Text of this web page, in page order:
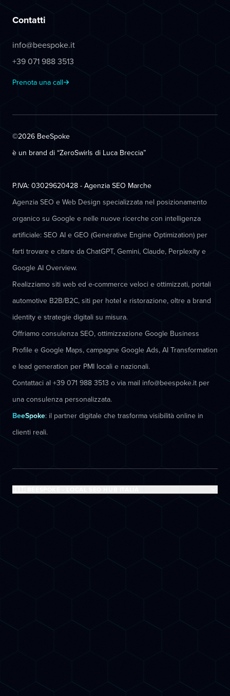
Contatti
info@beespoke.it
+39 071 988 3513
Prenota una call
©2026 BeeSpoke
è un brand di “ZeroSwirls di Luca Breccia”
P.IVA: 03029620428 - Agenzia SEO Marche
Agenzia SEO e Web Design specializzata nel posizionamento
organico su Google e nelle nuove ricerche con intelligenza
artificiale: SEO AI e GEO (Generative Engine Optimization) per
farti trovare e citare da ChatGPT, Gemini, Claude, Perplexity e
Google AI Overview.
Realizziamo siti web ed e-commerce veloci e ottimizzati, portali
automotive B2B/B2C, siti per hotel e ristorazione, oltre a brand
identity e strategie digitali su misura.
Offriamo consulenza SEO, ottimizzazione Google Business
Profile e Google Maps, campagne Google Ads, AI Transformation
e lead generation per PMI locali e nazionali.
Contattaci al +39 071 988 3513 o via mail info@beespoke.it per
una consulenza personalizzata.
BeeSpoke: il partner digitale che trasforma visibilità online in
clienti reali.